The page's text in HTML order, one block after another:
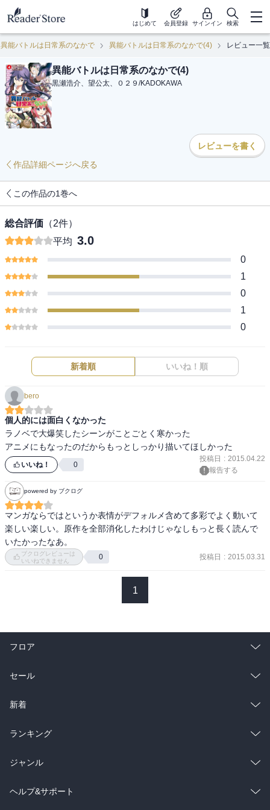
はじめて 会員登録 サインイン 検索
異能バトルは日常系のなかで 異能バトルは日常系のなかで(4) レビュー一覧
異能バトルは日常系のなかで(4)
黒瀬浩介、望公太、０２９ /KADOKAWA
レビューを書く
作品詳細ページへ戻る
この作品の1巻へ
総合評価 （2件）
平均 3.0
0
1
0
1
0
新着順 いいね！順
bero
個人的には面白くなかった
ラノベで大爆笑したシーンがことごとく寒かった
アニメにもなったのだからもっとしっかり描いてほしかった
いいね！ 0
投稿日 : 2015.04.22
報告する
powered by ブクログ
マンガならではというか表情がデフォルメ含めて多彩でよく動いて
楽しい楽しい。原作を全部消化したわけじゃなしもっと長く読んで
いたかったなあ。
ブクログレビューは
いいねできません
0 投稿日 : 2015.03.31
1
フロア
総合
ラノベ
雑誌・グラビア
BL・TL
セール
総合
ラノベ
雑誌・グラビア
BL・TL
新着
総合
ラノベ
雑誌・グラビア
ランキング
総合
ラノベ
ジャンル
コミック
ヘルプ&サポート